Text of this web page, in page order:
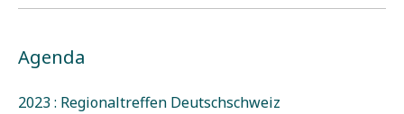
Agenda
2023 : Regionaltreffen Deutschschweiz